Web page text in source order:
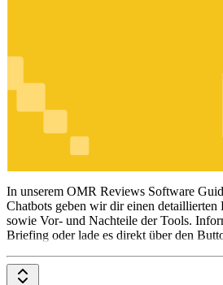
KI Chatbots
In unserem OMR Reviews Software
Chatbots geben wir dir einen
sowie Vor- und Nachteile der Tools.
Briefing oder lade es direkt über den